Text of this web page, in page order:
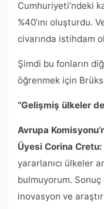
Cumhuriyeti’ndeki
%40’ını oluşturdu.
civarında istihdam
Şimdi bu fonların
öğrenmek için
“Gelişmiş ülkeler
Avrupa
Üyesi Corina Cretu:
yararlanıcı ülkeler
bulmuyorum.
inovasyon ve